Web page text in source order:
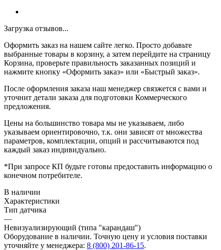
Загрузка отзывов...
Оформить заказ на нашем сайте легко. Просто добавьте
выбранные товары в корзину, а затем перейдите на страницу
Корзина, проверьте правильность заказанных позиций и
нажмите кнопку «Оформить заказ» или «Быстрый заказ».
После оформления заказа наш менеджер связжется с вами и
уточнит детали заказа для подготовки Коммерческого
предложения.
Цены на большинство товара мы не указываем, либо
указываем ориентировочно, т.к. они зависят от множества
параметров, комплектации, опций и рассчитываются под
каждый заказ индивидуально.
*При запросе КП будьте готовы предоставить информацию о
конечном потребителе.
В наличии
Характеристики
Тип датчика
—
Невизуализирующий (типа "карандаш")
Оборудование в наличии. Точную цену и условия поставки
уточняйте у менеджера: 8 (800) 201-86-15.